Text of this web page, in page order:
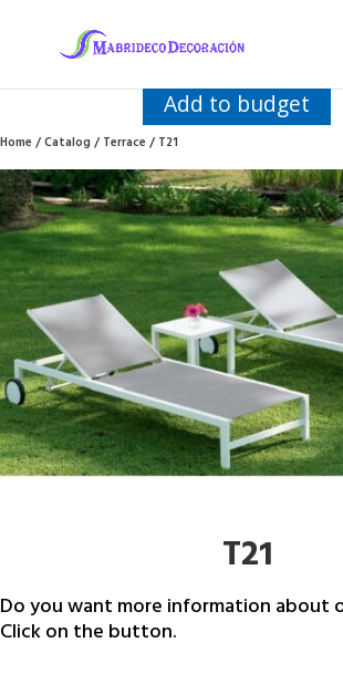
Add to budget
Home/Catalog/Terrace/ T21
T21
Do you want more information about
Click on the button.